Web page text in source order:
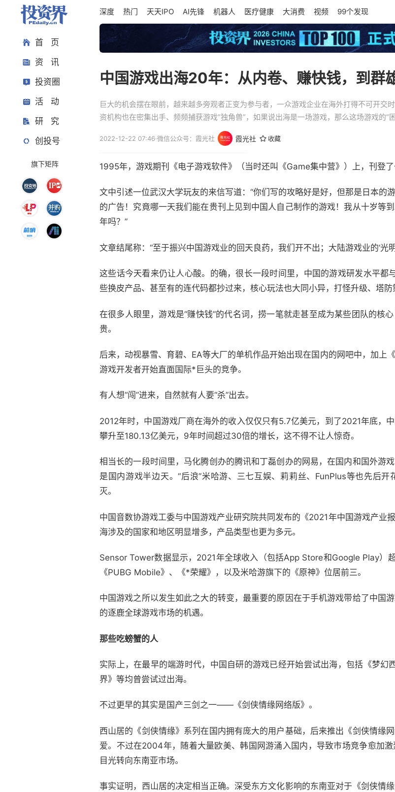
首 页
资 讯
投资圈
活 动
研 究
创投号
旗下矩阵
深度 热门 天天IPO AI先锋 机器人 医疗健康 大消费 视频 99个发现
中国游戏出海20年：从内卷、赚快钱，到群
巨大的机会摆在眼前，越来越多旁观者正变为参与者，一众游戏企业在海外打得不可开交
资机构也在密集出手、频频捕获游戏“独角兽”，如果说出海是一场游戏，那么这场游戏的“
2022-12-22 07:46·微信公众号：霞光社 霞光社 收藏
1995年，游戏期刊《电子游戏软件》（当时还叫《Game集中营》）上，刊登了
文中引述一位武汉大学玩友的来信写道：“你们写的攻略好是好，但那是日本的
的广告！究竟哪一天我们能在贵刊上见到中国人自己制作的游戏！我从十岁等
年吗？”
文章结尾称：“至于振兴中国游戏业的回天良药，我们开不出；大陆游戏业的‘光
这些话今天看来仍让人心酸。的确，很长一段时间里，中国的游戏研发水平都
些换皮产品、甚至有的连代码都抄过来，核心玩法也大同小异，打怪升级、塔
在很多人眼里，游戏是“赚快钱”的代名词，捞一笔就走甚至成为某些团队的核
贵。
后来，动视暴雪、育碧、EA等大厂的单机作品开始出现在国内的网吧中，加上
游戏开发者开始直面国际*巨头的竞争。
有人想“闯”进来，自然就有人要“杀”出去。
2012年时，中国游戏厂商在海外的收入仅仅只有5.7亿美元，到了2021年底，
攀升至180.13亿美元，9年时间超过30倍的增长，这不得不让人惊奇。
相当长的一段时间里，马化腾创办的腾讯和丁磊创办的网易，在国内和国外游
是国内游戏半边天。“后浪”米哈游、三七互娱、莉莉丝、FunPlus等也先后
灭。
中国音数协游戏工委与中国游戏产业研究院共同发布的《2021年中国游戏产业
海涉及的国家和地区明显增多，产品类型也更为多元。
Sensor Tower数据显示，2021年全球收入（包括App Store和Google Play）
《PUBG Mobile》、《*荣耀》，以及米哈游旗下的《原神》位居前三。
中国游戏之所以发生如此之大的转变，最重要的原因在于手机游戏带给了中国
的逐鹿全球游戏市场的机遇。
那些吃螃蟹的人
实际上，在最早的端游时代，中国自研的游戏已经开始尝试出海，包括《梦幻
界》等均曾尝试过出海。
不过更早的其实是国产三剑之一——《剑侠情缘网络版》。
西山居的《剑侠情缘》系列在国内拥有庞大的用户基础，后来推出《剑侠情缘
爱。不过在2004年，随着大量欧美、韩国网游涌入国内，导致市场竞争愈加
目光转向东南亚市场。
事实证明，西山居的决定相当正确。深受东方文化影响的东南亚对于《剑侠情